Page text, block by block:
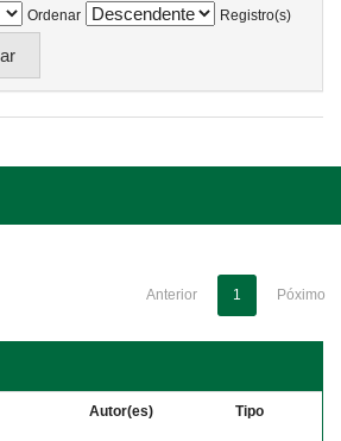
Ordenar
Registro(s)
Anterior 1 Póximo
Autor(es) Tipo